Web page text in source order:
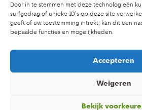
Door in te stemmen met deze technologieën
surfgedrag of unieke ID's op deze site
geeft of uw toestemming intrekt, kan dit een
bepaalde functies en mogelijkheden.
Accepteren
Weigeren
Bekijk
Trainingen
Ouderportaal JGZ